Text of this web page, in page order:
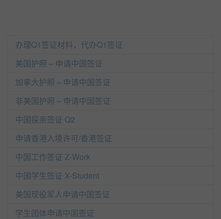
办理Q1签证材料，代办Q1签证
美国护照 – 申请中国签证
加拿大护照 – 申请中国签证
非美国护照 – 申请中国签证
中国探亲签证 Q2
申请香港入境许可/香港签证
中国工作签证 Z-Work
中国学生签证 X-Student
美国现役军人申请中国签证
学生团体申请中国签证